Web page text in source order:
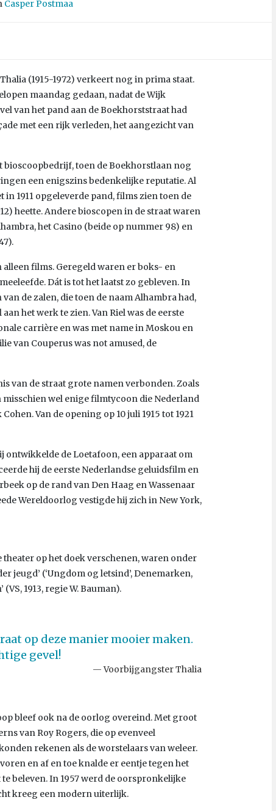
Casper Postmaa
(1915-1972) verkeert nog in prima staat.
maandag gedaan, nadat de Wijk
van het pand aan de Boekhorststraat had
met een rijk verleden, het aangezicht van
bioscoopbedrijf, toen de Boekhorstlaan nog
een enigszins bedenkelijke reputatie. Al
1911 opgeleverde pand, films zien toen de
heette. Andere bioscopen in de straat waren
het Casino (beide op nummer 98) en
alleen films. Geregeld waren er boks- en
Dát is tot het laatst zo gebleven. In
de zalen, die toen de naam Alhambra had,
het werk te zien. Van Riel was de eerste
carrière en was met name in Moskou en
van Couperus was not amused, de
van de straat grote namen verbonden. Zoals
misschien wel enige filmtycoon die Nederland
Van de opening op 10 juli 1915 tot 1921
de Loetafoon, een apparaat om
hij de eerste Nederlandse geluidsfilm en
op de rand van Den Haag en Wassenaar
Wereldoorlog vestigde hij zich in New York,
op het doek verschenen, waren onder
jeugd’ (‘Ungdom og letsind’, Denemarken,
1913, regie W. Bauman).
op deze manier mooier maken.
gevel!
Voorbijgangster Thalia
bleef ook na de oorlog overeind. Met groot
van Roy Rogers, die op evenveel
rekenen als de worstelaars van weleer.
en af en toe knalde er eentje tegen het
beleven. In 1957 werd de oorspronkelijke
kreeg een modern uiterlijk.